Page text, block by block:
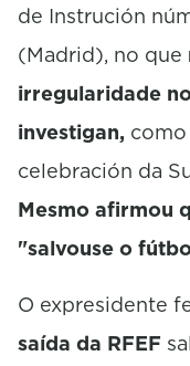
de Instrución
(Madrid), no que
irregularidade
investigan,
celebración da
Mesmo afirmou
"salvouse o
O expresidente
saída da RFEF